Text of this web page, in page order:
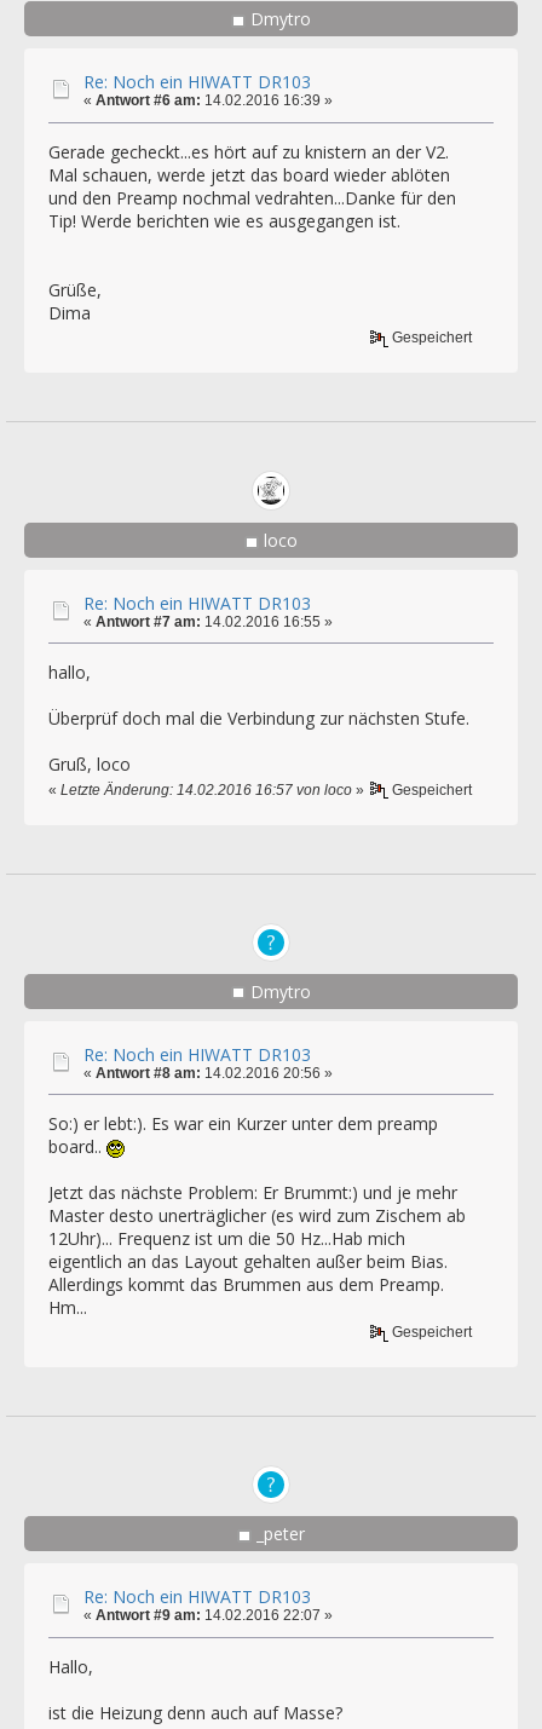
Dmytro
Re: Noch ein HIWATT DR103
« Antwort #6 am: 14.02.2016 16:39 »
Gerade gecheckt...es hört auf zu knistern an der V2.
Mal schauen, werde jetzt das board wieder ablöten
und den Preamp nochmal vedrahten...Danke für den
Tip! Werde berichten wie es ausgegangen ist.
Grüße,
Dima
Gespeichert
loco
Re: Noch ein HIWATT DR103
« Antwort #7 am: 14.02.2016 16:55 »
hallo,
Überprüf doch mal die Verbindung zur nächsten Stufe.
Gruß, loco
« Letzte Änderung: 14.02.2016 16:57 von loco » Gespeichert
Dmytro
Re: Noch ein HIWATT DR103
« Antwort #8 am: 14.02.2016 20:56 »
So:) er lebt:). Es war ein Kurzer unter dem preamp
board..
Jetzt das nächste Problem: Er Brummt:) und je mehr
Master desto unerträglicher (es wird zum Zischem ab
12Uhr)... Frequenz ist um die 50 Hz...Hab mich
eigentlich an das Layout gehalten außer beim Bias.
Allerdings kommt das Brummen aus dem Preamp.
Hm...
Gespeichert
_peter
Re: Noch ein HIWATT DR103
« Antwort #9 am: 14.02.2016 22:07 »
Hallo,
ist die Heizung denn auch auf Masse?